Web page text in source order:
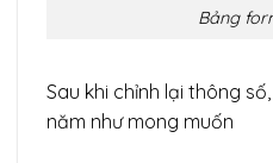
Bảng
Sau khi chỉnh lại thông
năm như mong muốn